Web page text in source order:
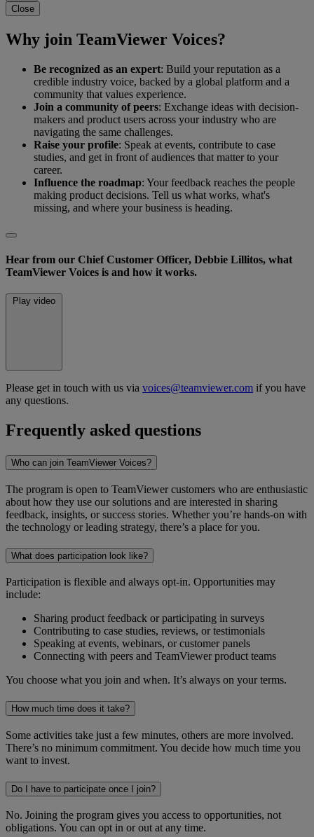
Close
Why join TeamViewer Voices?
Be recognized as an expert: Build your reputation as a
credible industry voice, backed by a global platform and a
community that values experience.
Join a community of peers: Exchange ideas with decision-
makers and product users across your industry who are
navigating the same challenges.
Raise your profile: Speak at events, contribute to case
studies, and get in front of audiences that matter to your
career.
Influence the roadmap: Your feedback reaches the people
making product decisions. Tell us what works, what's
missing, and where your business is heading.
Hear from our Chief Customer Officer, Debbie Lillitos, what
TeamViewer Voices is and how it works.
Play video
Please get in touch with us via voices@teamviewer.com if you have
any questions.
Frequently asked questions
Who can join TeamViewer Voices?
The program is open to TeamViewer customers who are enthusiastic
about how they use our solutions and are interested in sharing
feedback, insights, or success stories. Whether you’re hands-on with
the technology or leading strategy, there’s a place for you.
What does participation look like?
Participation is flexible and always opt-in. Opportunities may
include:
Sharing product feedback or participating in surveys
Contributing to case studies, reviews, or testimonials
Speaking at events, webinars, or customer panels
Connecting with peers and TeamViewer product teams
You choose what you join and when. It’s always on your terms.
How much time does it take?
Some activities take just a few minutes, others are more involved.
There’s no minimum commitment. You decide how much time you
want to invest.
Do I have to participate once I join?
No. Joining the program gives you access to opportunities, not
obligations. You can opt in or out at any time.